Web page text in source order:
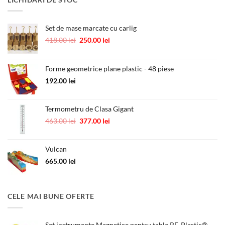
fost:
Set de mase marcate cu carlig
418.00lei Prețul
fost:
250.00 lei
250.00 lei.
Forme geometrice plane plastic - 48 piese
192.00 lei
Termometru de Clasa Gigant
463.00lei Prețul
377.00 lei
Vulcan
665.00 lei
CELE MAI BUNE OFERTE